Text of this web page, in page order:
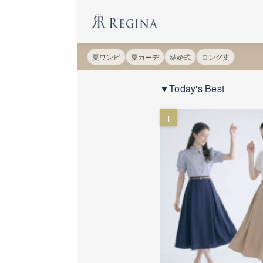
夏ワンピ 夏カーデ 結婚式 ロング丈
▼Today's Best
1